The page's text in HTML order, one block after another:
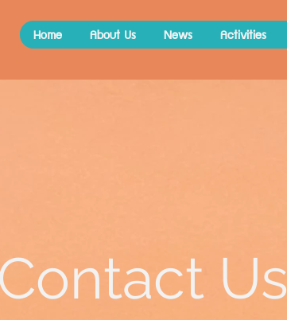
Home About Us News Activities
Contact Us